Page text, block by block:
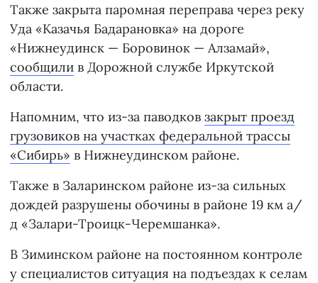
Также закрыта паромная переправа через реку
Уда «Казачья Бадарановка» на дороге
«Нижнеудинск — Боровинок — Алзамай»,
сообщили в Дорожной службе Иркутской
области.
Напомним, что из-за паводков закрыт проезд
грузовиков на участках федеральной трассы
«Сибирь» в Нижнеудинском районе.
Также в Заларинском районе из-за сильных
дождей разрушены обочины в районе 19 км а/
д «Залари-Троицк-Черемшанка».
В Зиминском районе на постоянном контроле
у специалистов ситуация на подъездах к селам